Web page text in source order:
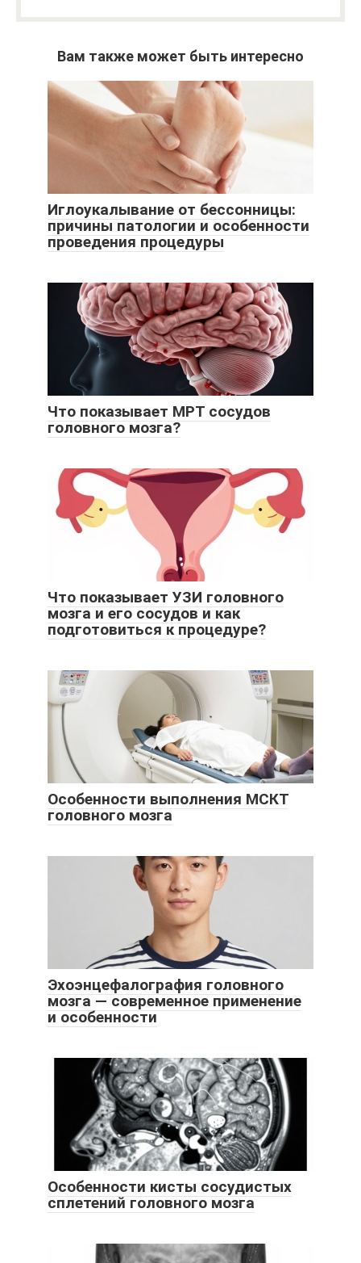
Вам также может быть интересно
Иглоукалывание от бессонницы:
причины патологии и особенности
проведения процедуры
Что показывает МРТ сосудов
головного мозга?
Что показывает УЗИ головного
мозга и его сосудов и как
подготовиться к процедуре?
Особенности выполнения МСКТ
головного мозга
Эхоэнцефалография головного
мозга — современное применение
и особенности
Особенности кисты сосудистых
сплетений головного мозга